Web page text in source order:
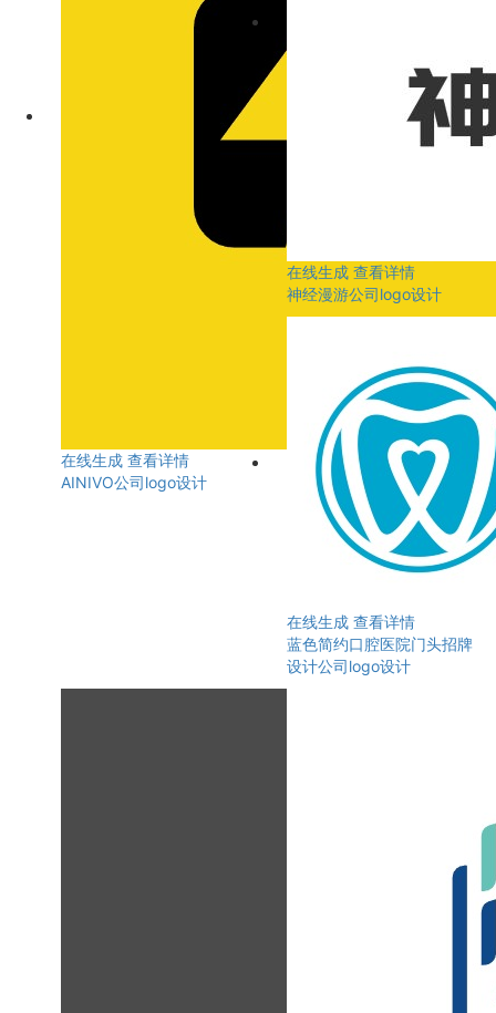
在线生成 查看详情
AINIVO公司logo设计
在线生成 查看详情
神经漫游公司logo设计
在线生成 查看详情
蓝色简约口腔医院门头招牌
设计公司logo设计